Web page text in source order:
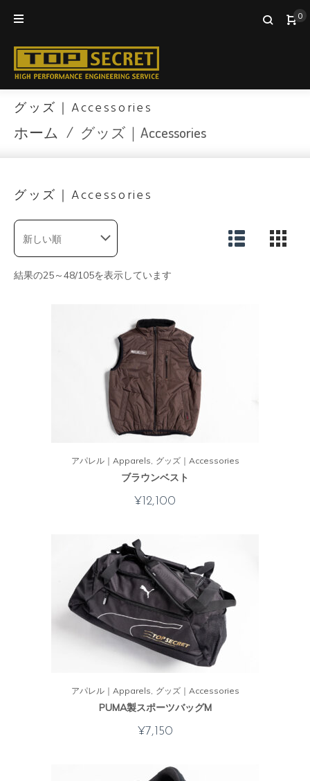
0
グッズ｜Accessories
ホーム / グッズ｜Accessories
グッズ｜Accessories
結果の25～48/105を表示しています
アパレル｜Apparels グッズ｜Accessories
ブラウンベスト
¥12,100
アパレル｜Apparels グッズ｜Accessories
PUMA製スポーツバッグM
¥7,150